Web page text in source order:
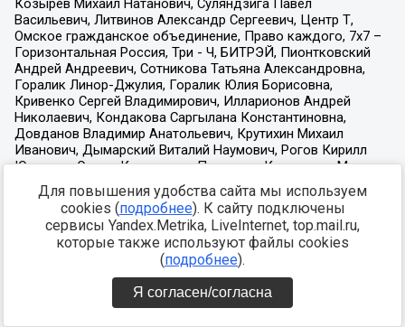
Для повышения удобства сайта мы используем
cookies (подробнее). К сайту подключены
сервисы Yandex.Metrika, LiveInternet, top.mail.ru,
которые также используют файлы cookies
(подробнее).
Я согласен/согласна